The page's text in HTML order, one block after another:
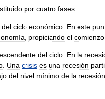
por cuatro fases:
del ciclo económico En este
propiciando el comienzo
del ciclo En la
Una crisis es una recesión
del nivel mínimo de la recesión